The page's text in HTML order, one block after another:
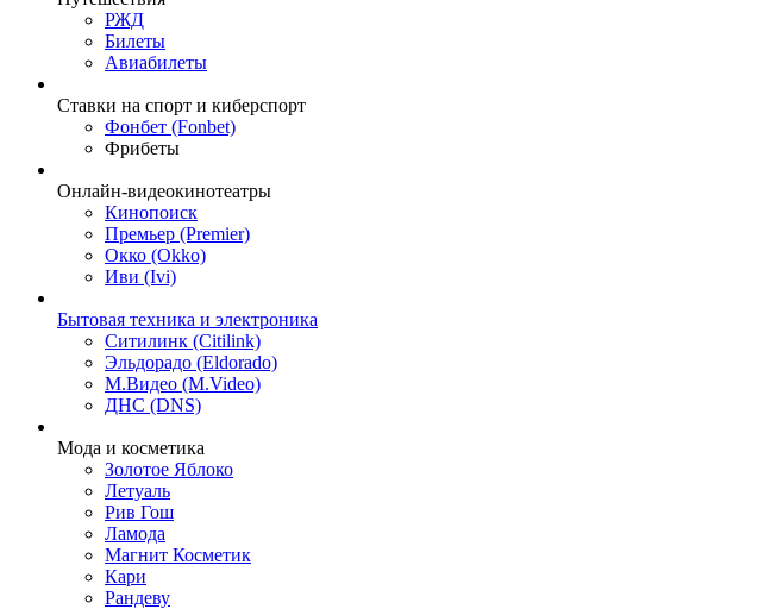
РЖД
Билеты
Авиабилеты
Ставки на спорт и киберспорт
Фонбет (Fonbet)
Фрибеты
Онлайн-видеокинотеатры
Кинопоиск
Премьер (Premier)
Окко (Okko)
Иви (Ivi)
Бытовая техника и электроника
Ситилинк (Citilink)
Эльдорадо (Eldorado)
М.Видео (M.Video)
ДНС (DNS)
Мода и косметика
Золотое Яблоко
Летуаль
Рив Гош
Ламода
Магнит Косметик
Кари
Рандеву